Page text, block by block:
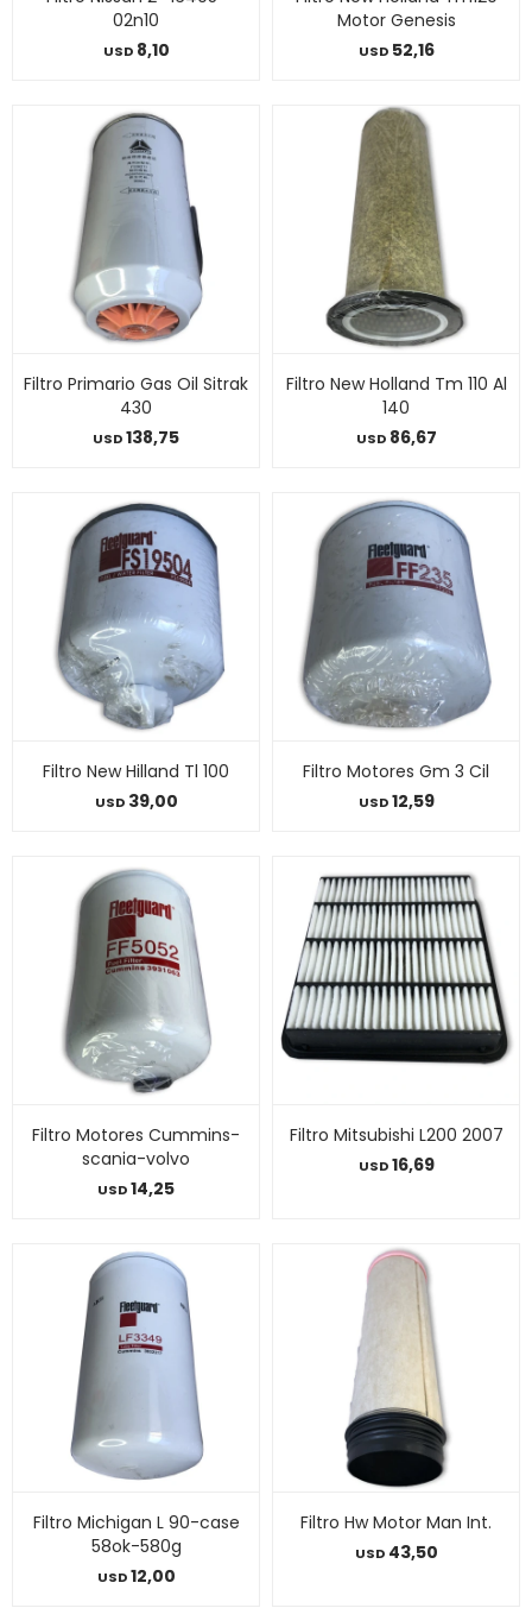
02n10
USD 8,10
Motor Genesis
USD 52,16
Filtro Primario Gas Oil Sitrak
430
USD138,75
Filtro New Holland Tm 110 Al
140
USD 86,67
Filtro New Hilland Tl 100
USD 39,00
Filtro Motores Gm 3 Cil
USD12,59
Filtro Motores Cummins-
scania-volvo
USD14,25
Filtro Mitsubishi L200 2007
USD16,69
Filtro Michigan L 90-case
58ok-580g
USD12,00
Filtro Hw Motor Man Int.
USD 43,50